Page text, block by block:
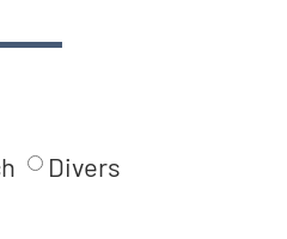
Divers